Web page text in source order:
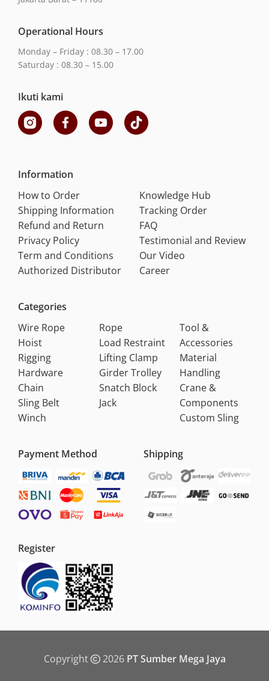
Operational Hours
Monday – Friday : 08.30 – 17.00
Saturday : 08.30 – 15.00
Ikuti kami
Information
How to Order
Shipping Information
Refund and Return
Privacy Policy
Term and Conditions
Authorized Distributor
Knowledge Hub
Tracking Order
FAQ
Testimonial and Review
Our Video
Career
Categories
Wire Rope
Hoist
Rigging
Hardware
Chain
Sling Belt
Winch
Rope
Load Restraint
Lifting Clamp
Girder Trolley
Snatch Block
Jack
Tool &
Accessories
Material
Handling
Crane &
Components
Custom Sling
Payment Method Shipping
Register
Copyright 2026 PT Sumber Mega Jaya